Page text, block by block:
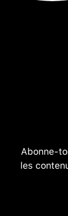
Abonne-
les